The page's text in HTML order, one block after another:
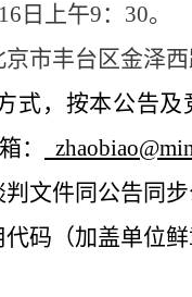
日上午9：30。
京市丰台区金泽
式，按本公告
：
判文件同公告同
码（加盖单位鲜